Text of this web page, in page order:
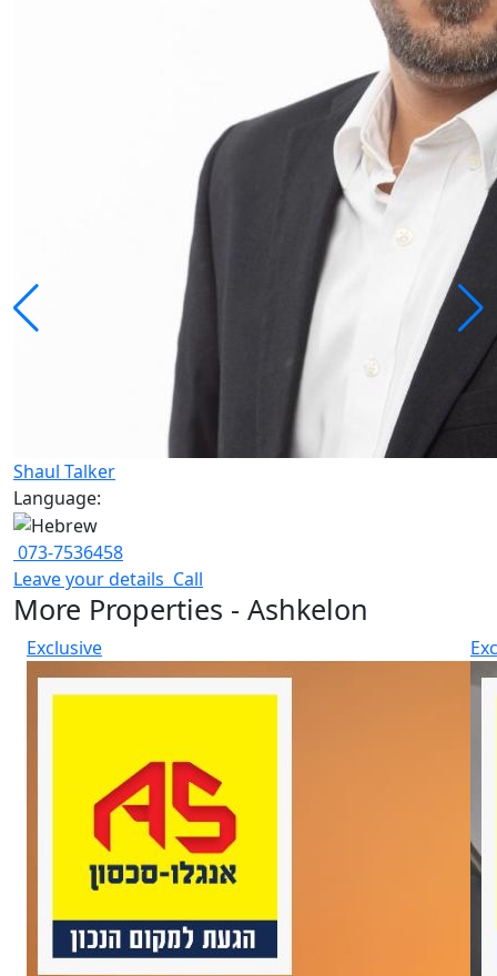
Shaul Talker
Language:
073-7536458
Leave your details Call
More Properties - Ashkelon
Exclusive